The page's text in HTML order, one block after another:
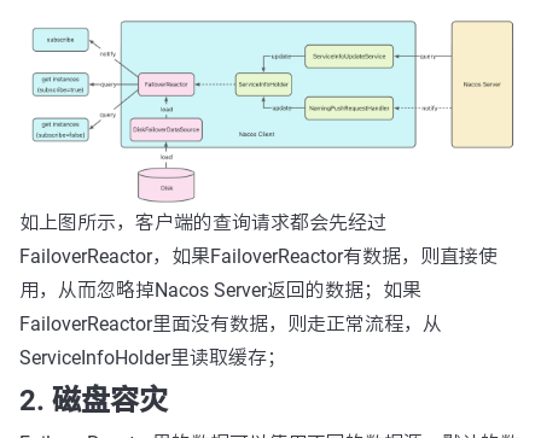
如上图所示，客户端的查询请求都会先经过
FailoverReactor，如果FailoverReactor有数据，则直接使
用，从而忽略掉Nacos Server返回的数据；如果
FailoverReactor里面没有数据，则走正常流程，从
ServiceInfoHolder里读取缓存；
2. 磁盘容灾